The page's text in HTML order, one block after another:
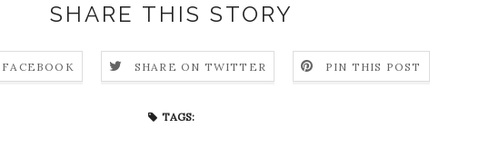
SHARE THIS STORY
SHARE ON TWITTER PIN THIS POST
TAGS: